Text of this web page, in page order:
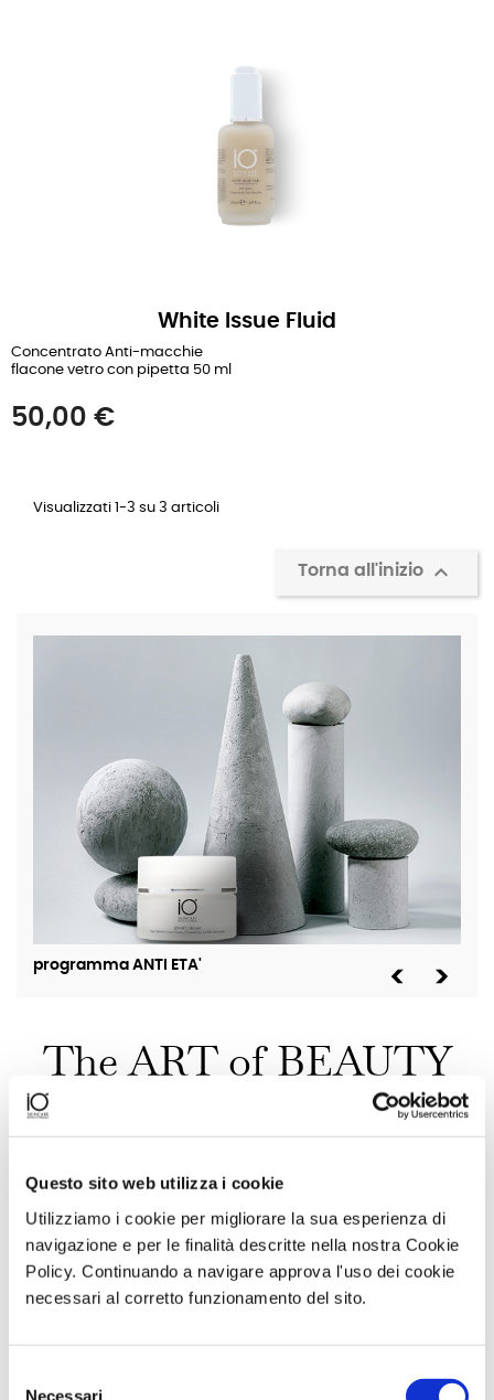
Questo sito web utilizza i cookie
Utilizziamo i cookie per migliorare la sua esperienza di
navigazione e per le finalità descritte nella nostra Cookie
Policy. Continuando a navigare approva l'uso dei cookie
necessari al corretto funzionamento del sito.
Necessari
White Issue Fluid
Concentrato Anti-macchie
flacone vetro con pipetta 50 ml
Prezzo
50,00 €
Visualizzati 1-3 su 3 articoli
Torna all'inizio 
programma ANTI ETA'
The ART of BEAUTY
La bellezza è una disciplina, è la nostra disciplina che
PELLE GRASSA: COME RICONOSCERLA E QUALI PRODOTTI